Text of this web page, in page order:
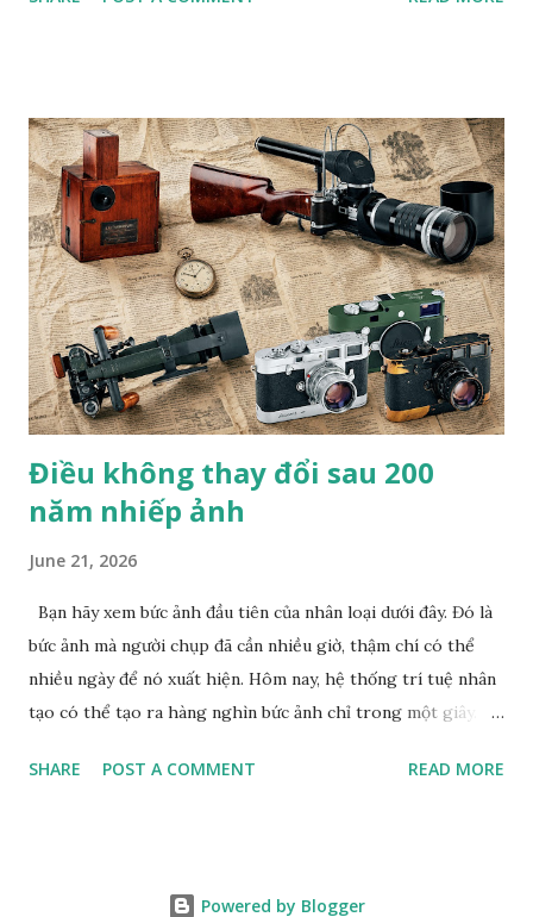
đoạt giải của anh chụp nghệ nhân Trịnh Ngọc sống ở
chụp nghệ nhân đóng giày Trịnh Ngọc của nhiếp ảnh gia
Trần Việt Văn cũng từng xuất bản trên web Private Photo
Revie w (Pháp), tạp chí Fstop (Mỹ) và đoạt giải Nhất cuộc
thi ảnh quốc tế lần thứ VII Concurso International De
Fotografia Alicante (Tây Ban Nha). Anh cũng là nhiếp ảnh
gia Việt Nam duy nhất đoạt giải PX3 của Pháp trong 8 năm
liên tiếp. B.T
Điều không thay đổi sau 200
năm nhiếp ảnh
June 21, 2026
Bạn hãy xem bức ảnh đầu tiên của nhân loại dưới đây. Đó là
bức ảnh mà người chụp đã cần nhiều giờ, thậm chí có thể
nhiều ngày để nó xuất hiện. Hôm nay, hệ thống trí tuệ nhân
tạo có thể tạo ra hàng nghìn bức ảnh chỉ trong một giây.
lịch sử nhiếp ảnh . Con người không ngừng tìm đủ mọi cách
thông minh cho đến AI , dường như mọi cuộc cách mạng đều
SHARE POST A COMMENT READ MORE
Powered by Blogger